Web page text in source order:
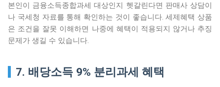
본인이 금융소득종합과세 대상인지 헷갈린다면 판매사 상담이
나 국세청 자료를 통해 확인하는 것이 좋습니다. 세제혜택 상품
은 조건을 잘못 이해하면 나중에 혜택이 적용되지 않거나 추징
문제가 생길 수 있습니다.
7. 배당소득 9% 분리과세 혜택